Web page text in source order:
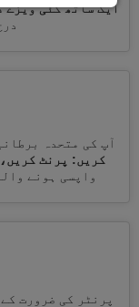
ایک ساتھ کئی ویزے
آپ کی متحدہ
کریں: پرنٹ
واپسی ہونے
پرنٹر کی ضرورت کے